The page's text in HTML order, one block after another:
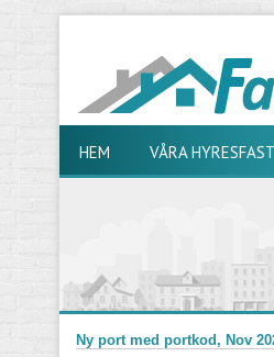
HEM VÅRA
Ny port med portkod, Nov